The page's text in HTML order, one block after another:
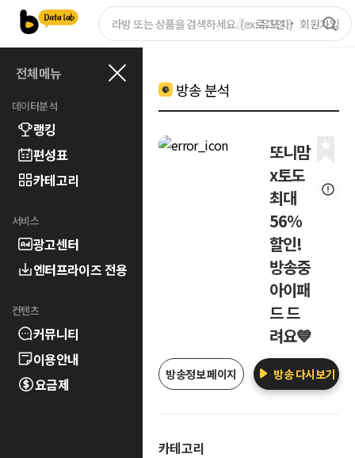
로그인 회원가입
전체메뉴
데이터분석
랭킹
편성표
카테고리
서비스
광고센터
엔터프라이즈 전용
컨텐츠
커뮤니티
이용안내
요금제
방송 분석
또니맘
x토도
최대
56%
할인!
방송중
아이패
드 드
려요💙
방송정보 페이지 방송 다시보기
카테고리